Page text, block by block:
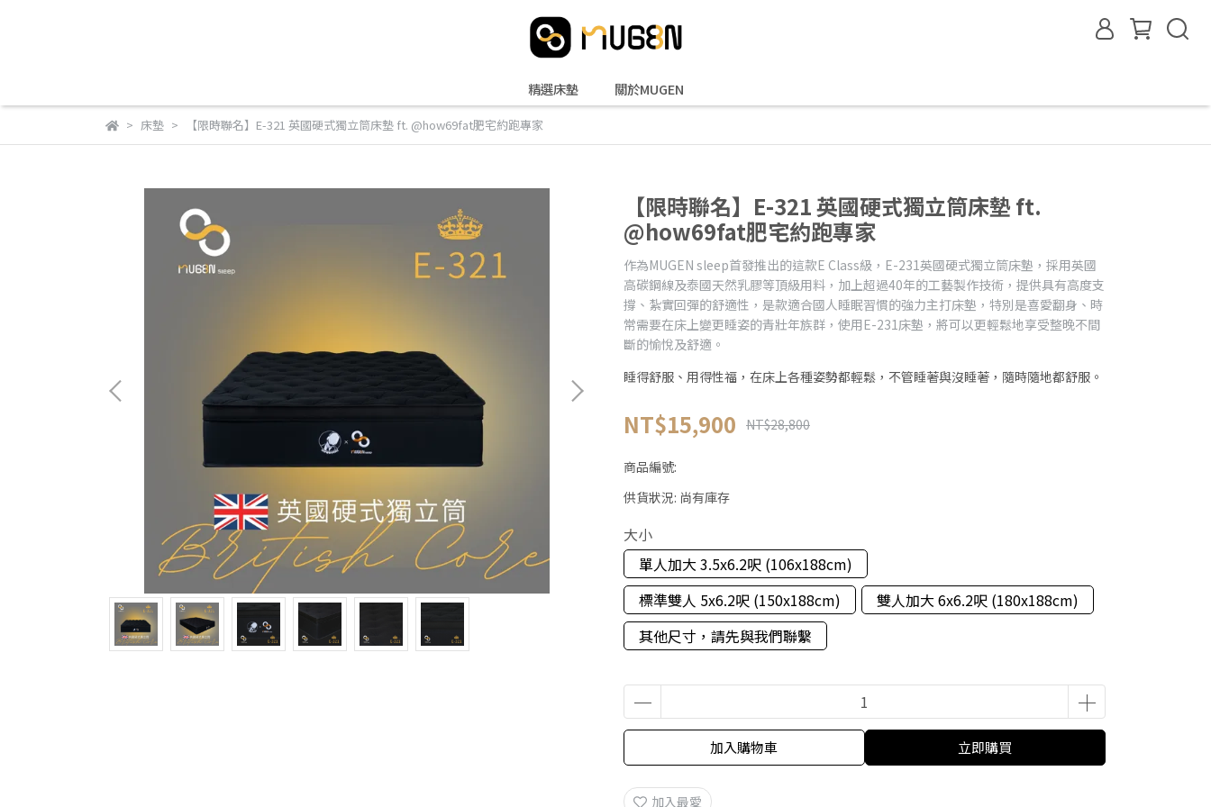
精選床墊 關於MUGEN
床墊 【限時聯名】E-321 英國硬式獨立筒床墊 ft. @how69fat肥宅約跑專家
【限時聯名】E-321 英國硬式獨立筒床墊 ft.
@how69fat肥宅約跑專家
作為MUGEN sleep首發推出的這款E Class級，E-231英國硬式獨立筒床墊，採用英國
高碳鋼線及泰國天然乳膠等頂級用料，加上超過40年的工藝製作技術，提供具有高度支
撐、紮實回彈的舒適性，是款適合國人睡眠習慣的強力主打床墊，特別是喜愛翻身、時
常需要在床上變更睡姿的青壯年族群，使用E-231床墊，將可以更輕鬆地享受整晚不間
斷的愉悅及舒適。
睡得舒服、用得性福，在床上各種姿勢都輕鬆，不管睡著與沒睡著，隨時隨地都舒服。
NT$15,900 NT$28,800
商品編號:
供貨狀況: 尚有庫存
大小
單人加大 3.5x6.2呎 (106x188cm)
標準雙人 5x6.2呎 (150x188cm)
雙人加大 6x6.2呎 (180x188cm)
其他尺寸，請先與我們聯繫
加入購物車 立即購買
加入最愛